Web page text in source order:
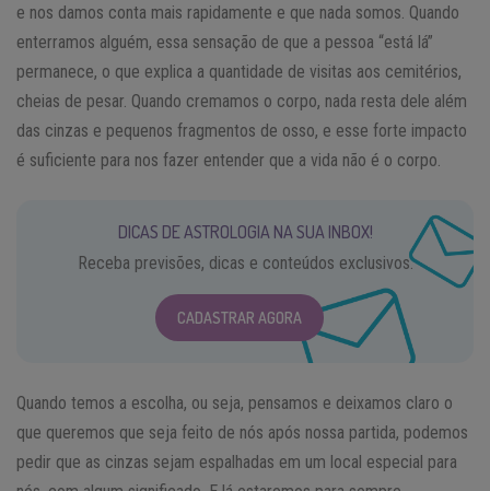
e nos damos conta mais rapidamente e que nada somos. Quando
enterramos alguém, essa sensação de que a pessoa “está lá”
permanece, o que explica a quantidade de visitas aos cemitérios,
cheias de pesar. Quando cremamos o corpo, nada resta dele além
das cinzas e pequenos fragmentos de osso, e esse forte impacto
é suficiente para nos fazer entender que a vida não é o corpo.
DICAS DE ASTROLOGIA NA SUA INBOX!
Receba previsões, dicas e conteúdos exclusivos.
CADASTRAR AGORA
Quando temos a escolha, ou seja, pensamos e deixamos claro o
que queremos que seja feito de nós após nossa partida, podemos
pedir que as cinzas sejam espalhadas em um local especial para